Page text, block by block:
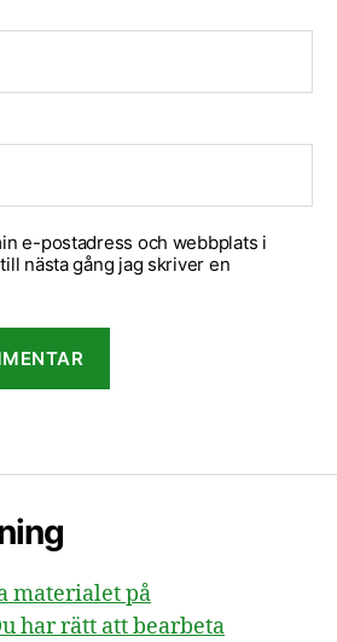
e-postadress och webbplats i
nästa gång jag skriver en
materialet på
har rätt att bearbeta